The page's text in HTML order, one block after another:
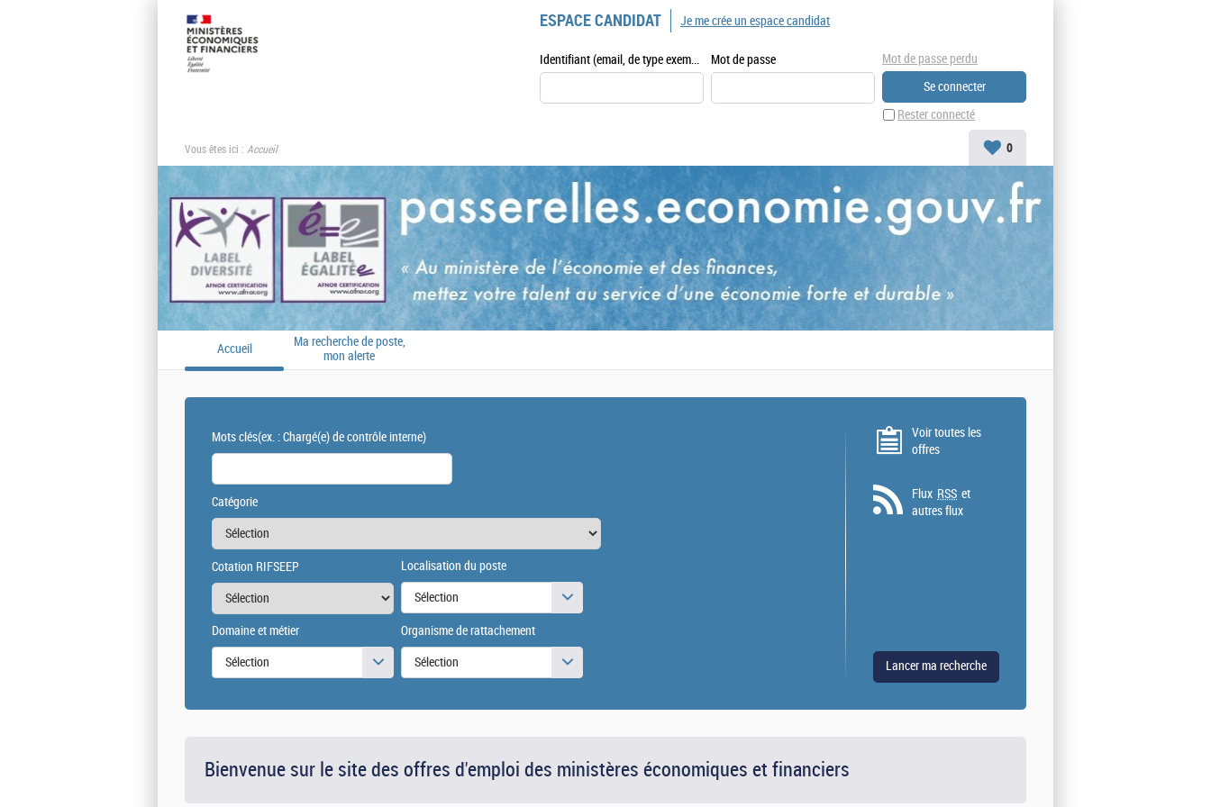
ESPACE CANDIDAT
Identifiant (email, de type exemple@exemple.fr) Mot de passe
Rester connecté
Mot de passe perdu
Je me crée un espace candidat
Vous êtes ici : Accueil 0
Accueil
Ma recherche de poste,
mon alerte
Mots clés(ex. : Chargé(e) de contrôle interne)
Catégorie
Cotation RIFSEEP Localisation du poste
Sélection
Domaine et métier
Sélection
Organisme de rattachement
Sélection
Voir toutes les
offres
Flux RSS et
autres flux
Bienvenue sur le site des offres d'emploi des ministères économiques et financiers